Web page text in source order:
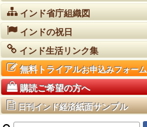
インド省庁組織図
インドの祝日
インド生活リンク集
無料トライアルお申込みフォーム
購読ご希望の方へ
日刊インド経済紙面サンプル